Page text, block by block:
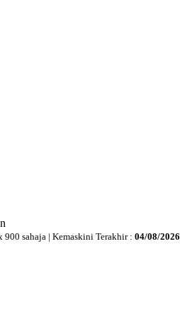
sahaja | Kemaskini Terakhir : 04/08/2026